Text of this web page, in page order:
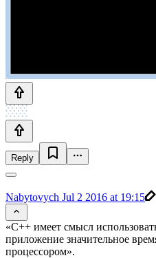
Reply
Nabytovych Jul 2 2016 at 19:15
«С++ имеет смысл
приложение значительное
процессором».